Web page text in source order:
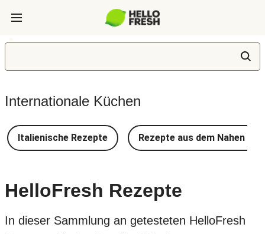
Internationale Küchen
Italienische Rezepte Rezepte aus dem Nahen
HelloFresh Rezepte
In dieser Sammlung an getesteten HelloFresh